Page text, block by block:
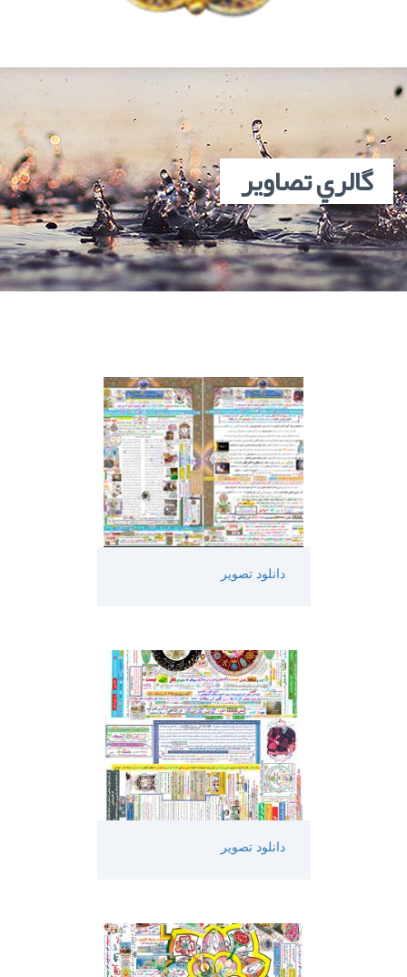
گالري تصاوير
دانلود تصویر
دانلود تصویر